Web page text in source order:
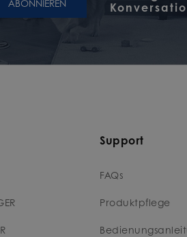
Support
FAQs
Produktpflege